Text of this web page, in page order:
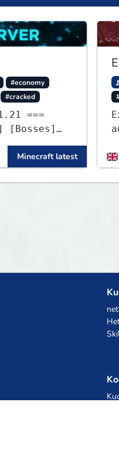
#economy
#cracked
===
Minecraft latest